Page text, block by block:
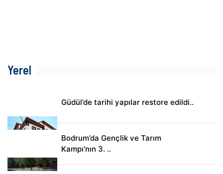
Yerel
Güdül’de tarihi yapılar restore edildi..
Bodrum’da Gençlik ve Tarım
Kampı’nın 3. ..